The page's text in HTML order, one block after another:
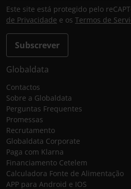
Subscrever
Este site está protegido pelo
de Privacidade e os Termos de
Globaldata
Contactos
Sobre a Globaldata
Perguntas Frequentes
Promessas
Recrutamento
Globaldata Corporate
Paga com Klarna
Financiamento Cetelem
Calculadora Fonte de Alimentação
APP para Android e IOS